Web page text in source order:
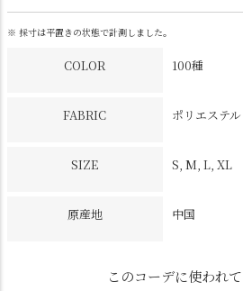
※ 採寸は平置きの状態で計測しました。
COLOR 100種
FABRIC ポリエステ
SIZE S, M, L, XL
原産地 中国
このコーデに使われ